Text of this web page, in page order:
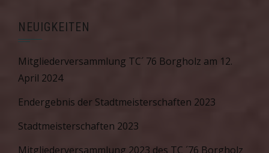
NEUIGKEITEN
Mitgliederversammlung TC´ 76 Borgholz am 12.
April 2024
Endergebnis der Stadtmeisterschaften 2023
Stadtmeisterschaften 2023
Mitgliederversammlung 2023 des TC ´76 Borgholz